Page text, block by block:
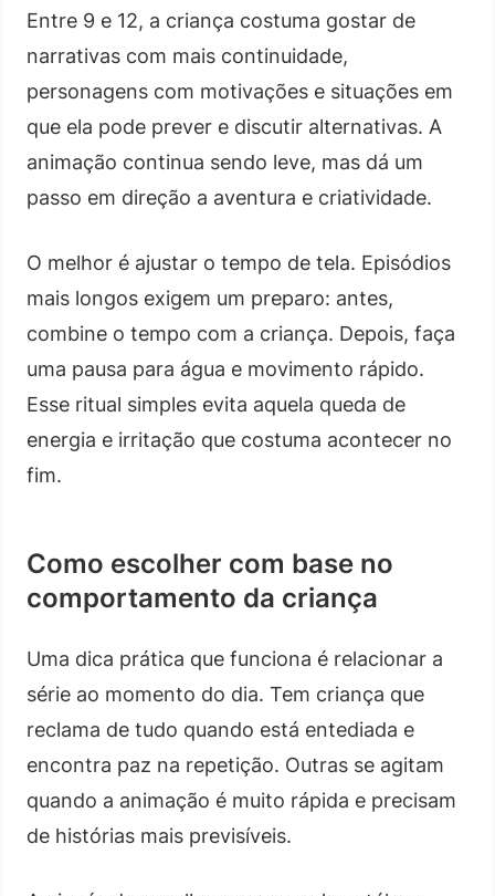
Entre 9 e 12, a criança costuma gostar de
narrativas com mais continuidade,
personagens com motivações e situações em
que ela pode prever e discutir alternativas. A
animação continua sendo leve, mas dá um
passo em direção a aventura e criatividade.
O melhor é ajustar o tempo de tela. Episódios
mais longos exigem um preparo: antes,
combine o tempo com a criança. Depois, faça
uma pausa para água e movimento rápido.
Esse ritual simples evita aquela queda de
energia e irritação que costuma acontecer no
fim.
Como escolher com base no
comportamento da criança
Uma dica prática que funciona é relacionar a
série ao momento do dia. Tem criança que
reclama de tudo quando está entediada e
encontra paz na repetição. Outras se agitam
quando a animação é muito rápida e precisam
de histórias mais previsíveis.